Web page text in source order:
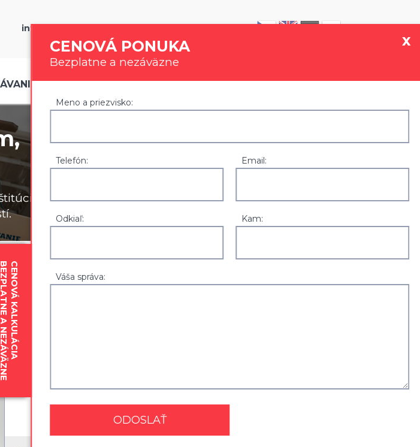
info@stahovanie-golem.sk
SKLADOVANIE GALÉRIA REFERENCIE KONTAKT
0907 777 721
na
INŠTITÚCIÍ
Zľavy a akcie
od 75 €
CENOVÁ PONUKA
Bezplatne a nezáväzne
x
Meno a priezvisko:
Telefón: Email:
Odkiaľ: Kam:
Váša správa:
BEZPLATNE A NEZÁVÄZNECENOVÁ KALKULÁCIA